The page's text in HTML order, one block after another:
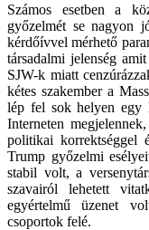
Számos esetben a
győzelmét se nagyon
kérdőívvel mérhető
társadalmi jelenség
SJW-k miatt
kétes szakember a
lép fel sok helyen egy
Interneten
politikai korrektséggel
Trump győzelmi
stabil volt, a
szavairól lehetett
egyértelmű üzenet
csoportok felé.